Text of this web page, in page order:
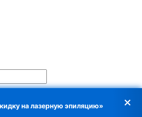
на лазерную эпиляцию»